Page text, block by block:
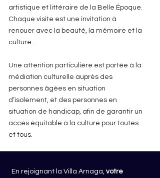
artistique et littéraire de la Belle Époque.
Chaque visite est une invitation à
renouer avec la beauté, la mémoire et la
culture.
Une attention particulière est portée à la
médiation culturelle auprès des
personnes âgées en situation
d’isolement, et des personnes en
situation de handicap, afin de garantir un
accès équitable à la culture pour toutes
et tous.​​
En rejoignant la Villa Arnaga, votre